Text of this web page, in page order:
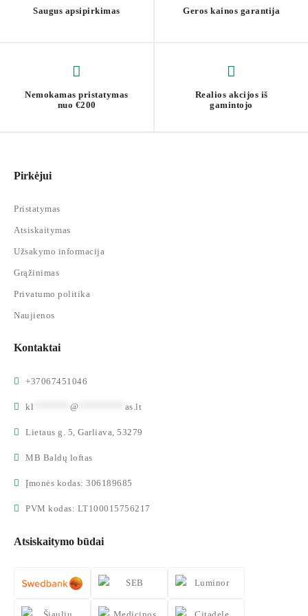
Saugus apsipirkimas Geros kainos garantija
Nemokamas pristatymas
nuo €200
Realios akcijos iš
gamintojo
Pirkėjui
Pristatymas
Atsiskaitymas
Užsakymo informacija
Grąžinimas
Privatumo politika
Naujienos
Kontaktai
+37067451046
kl @ as.lt
Lietaus g. 5, Garliava, 53279
MB Baldų loftas
Įmonės kodas: 306189685
PVM kodas: LT100015756217
Atsiskaitymo būdai